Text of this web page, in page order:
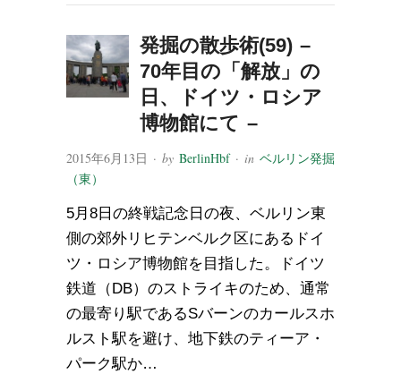
発掘の散歩術(59) –
70年目の「解放」の
日、ドイツ・ロシア
博物館にて –
2015年6月13日 · by BerlinHbf· in ベルリン発掘
（東）
5月8日の終戦記念日の夜、ベルリン東
側の郊外リヒテンベルク区にあるドイ
ツ・ロシア博物館を目指した。ドイツ
鉄道（DB）のストライキのため、通常
の最寄り駅であるSバーンのカールスホ
ルスト駅を避け、地下鉄のティーア・
パーク駅か…